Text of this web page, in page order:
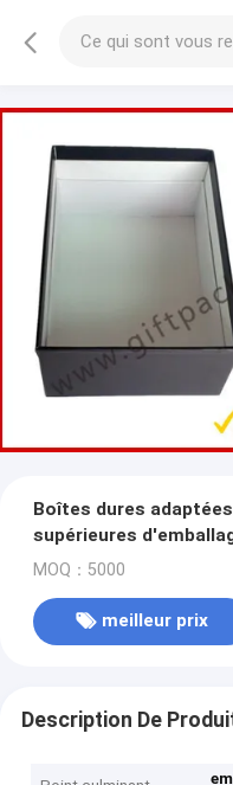
Boîtes dures
supérieures
panneau de tiroir,
MOQ：5000
meilleur prix
Description De